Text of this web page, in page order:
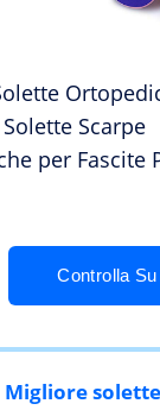
Scarpe
per Fascite
Controlla
Migliore